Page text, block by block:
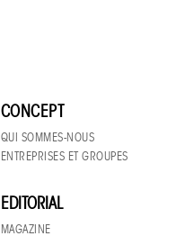
CONCEPT
QUI SOMMES-NOUS
ENTREPRISES ET GROUPES
EDITORIAL
MAGAZINE